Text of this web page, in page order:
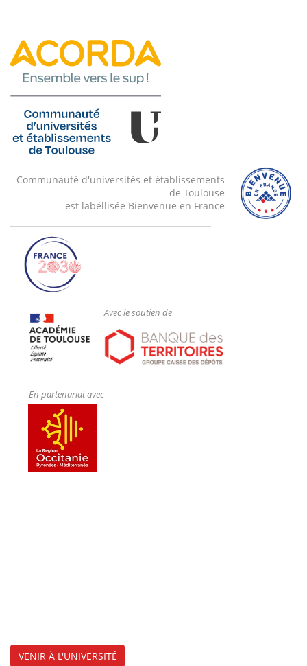
Communauté d'universités et établissements
de Toulouse
est labéllisée Bienvenue en France
Avec le soutien de
En partenariat avec
VENIR À L'UNIVERSITÉ